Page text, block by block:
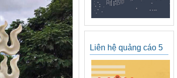
Liên hệ quảng cáo 5